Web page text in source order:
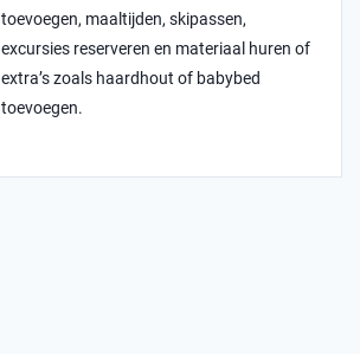
toevoegen, maaltijden, skipassen,
excursies reserveren en materiaal huren of
extra’s zoals haardhout of babybed
toevoegen.